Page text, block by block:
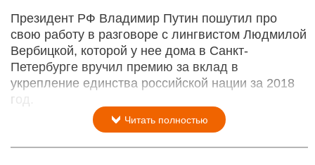
Президент РФ Владимир Путин пошутил про
свою работу в разговоре с лингвистом Людмилой
Вербицкой, которой у нее дома в Санкт-
Петербурге вручил премию за вклад в
укрепление единства российской нации за 2018
год.
Читать полностью